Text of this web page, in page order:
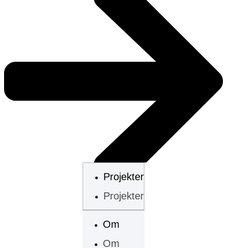
Projekter
Projekter
Om
Om